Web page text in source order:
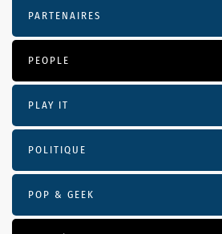
PARTENAIRES
PEOPLE
PLAY IT
POLITIQUE
POP & GEEK